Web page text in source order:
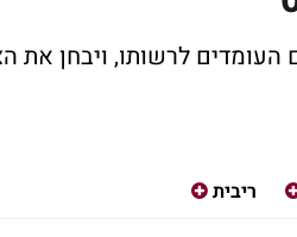
לרשותו, ויבחן את
ריבית